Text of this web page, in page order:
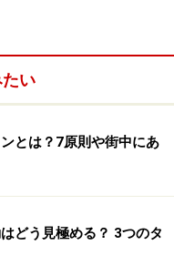
種の本としては異例
から伝えられてきた話
ら聞いた辻信一さん
い
とは？7原則や街中にあ
どう見極める？ 3つのタ